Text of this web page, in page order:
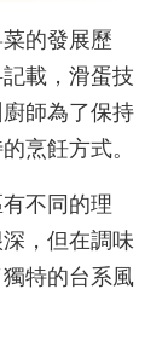
的發展歷
載，滑蛋技
師為了保持
烹飪方式。
不同的理
，但在調味
特的台系風